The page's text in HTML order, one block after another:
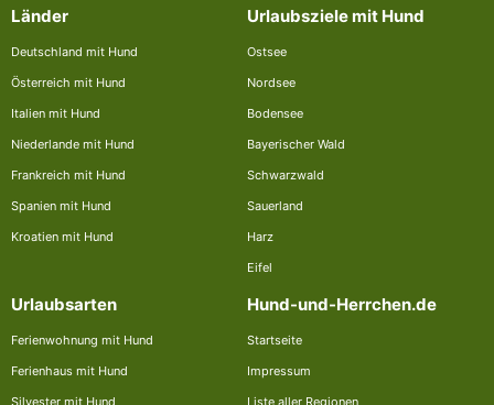
Länder
Deutschland mit Hund
Österreich mit Hund
Italien mit Hund
Niederlande mit Hund
Frankreich mit Hund
Spanien mit Hund
Kroatien mit Hund
Urlaubsziele mit Hund
Ostsee
Nordsee
Bodensee
Bayerischer Wald
Schwarzwald
Sauerland
Harz
Eifel
Urlaubsarten
Ferienwohnung mit Hund
Ferienhaus mit Hund
Silvester mit Hund
Hund-und-Herrchen.de
Startseite
Impressum
Liste aller Regionen